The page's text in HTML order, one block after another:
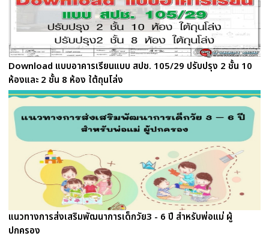
Download แบบอาคารเรียนแบบ สปช. 105/29 ปรับปรุง 2 ชั้น 10
ห้องและ 2 ชั้น 8 ห้อง ใต้ถุนโล่ง
แนวทางการส่งเสริมพัฒนาการเด็กวัย3 - 6 ปี สำหรับพ่อแม่ ผู้
ปกครอง